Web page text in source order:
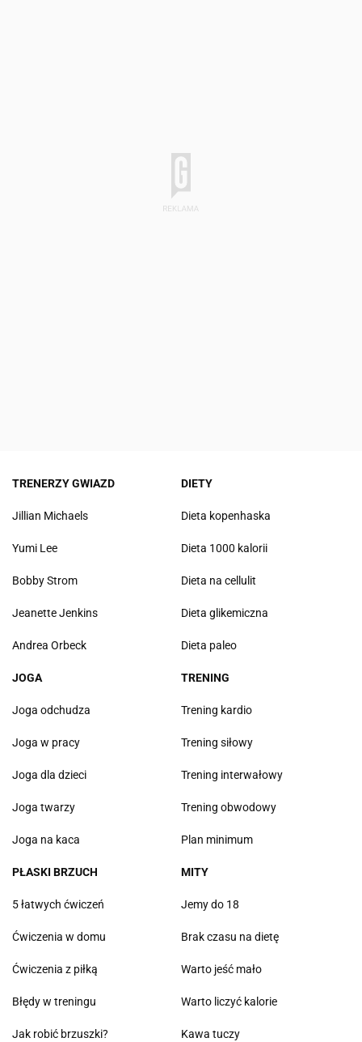
TRENERZY GWIAZD
Jillian Michaels
Yumi Lee
Bobby Strom
Jeanette Jenkins
Andrea Orbeck
DIETY
Dieta kopenhaska
Dieta 1000 kalorii
Dieta na cellulit
Dieta glikemiczna
Dieta paleo
JOGA
Joga odchudza
Joga w pracy
Joga dla dzieci
Joga twarzy
Joga na kaca
TRENING
Trening kardio
Trening siłowy
Trening interwałowy
Trening obwodowy
Plan minimum
PŁASKI BRZUCH
5 łatwych ćwiczeń
Ćwiczenia w domu
Ćwiczenia z piłką
Błędy w treningu
Jak robić brzuszki?
MITY
Jemy do 18
Brak czasu na dietę
Warto jeść mało
Warto liczyć kalorie
Kawa tuczy